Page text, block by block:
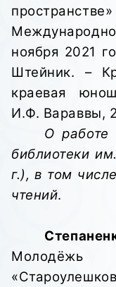
пространстве»
ноября 2021
Штейник. –
краевая
И.Ф. Вараввы,
О работе
библиотеки
г.), в том
чтений.